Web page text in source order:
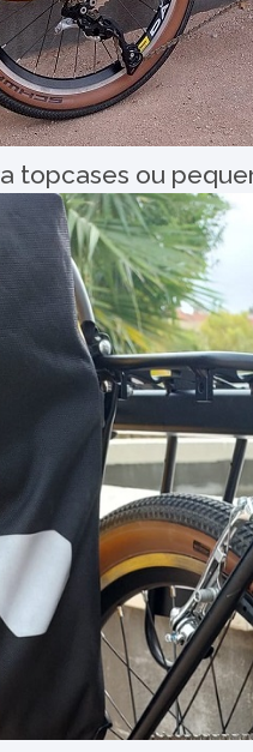
topcases ou